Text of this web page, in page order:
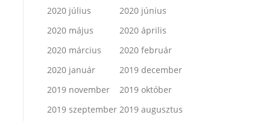
2020 július
2020 június
2020 május
2020 április
2020 március
2020 február
2020 január
2019 december
2019 november
2019 október
2019 szeptember 2019 augusztus